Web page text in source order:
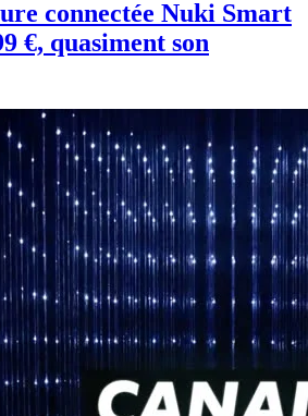
connectée Nuki Smart
€, quasiment son